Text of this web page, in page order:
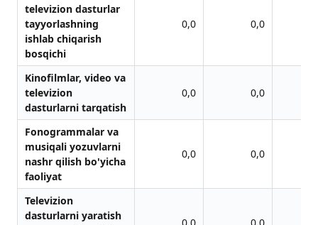
televizion dаsturlаr
tayyorlashning
ishlаb chiqаrish
bosqichi
0,0 0,0
Kinofilmlаr, video vа
televizion
dаsturlаrni tаrqаtish
0,0 0,0
Fonogrаmmаlаr vа
musiqаli yozuvlаrni
nаshr qilish bo'yichа
fаoliyat
0,0 0,0
Televizion
dаsturlаrni yarаtish